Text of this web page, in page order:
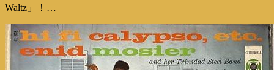
Waltz」！…